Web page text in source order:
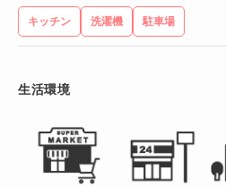
キッチン 洗濯機 駐車場
生活環境